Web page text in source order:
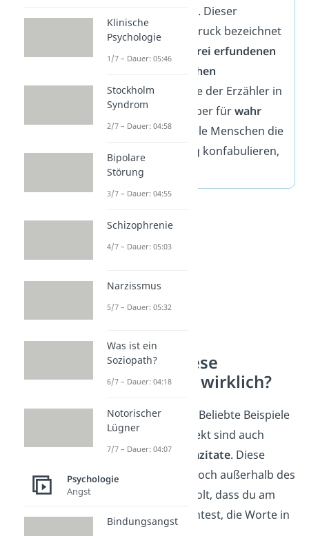
. Dieser
medizinische Ausdruck bezeichnet
frei erfundenen
objektiv falschen
Gegebenheiten, die der Erzähler in
diesem Moment aber fürwahr
hält. Warum so viele Menschen die
gleiche Erinnerung konfabulieren,
ist unklar.
Kennst du diese
Filmklassiker wirklich?
Apropos Filmabend: Beliebte Beispiele
für den Mandela Effekt sind auch
falsch erinnerte
Filmzitate. Diese
werden dann auch noch außerhalb des
Films so oft wiederholt, dass du am
Ende schwören könntest, die Worte in
Klinische
Psychologie
1/7 – Dauer: 05:46
Stockholm
Syndrom
2/7 – Dauer: 04:58
Bipolare
Störung
3/7 – Dauer: 04:55
Schizophrenie
4/7 – Dauer: 05:03
Narzissmus
5/7 – Dauer: 05:32
Was ist ein
Soziopath?
6/7 – Dauer: 04:18
Notorischer
Lügner
7/7 – Dauer: 04:07
Psychologie
Angst
Bindungsangst